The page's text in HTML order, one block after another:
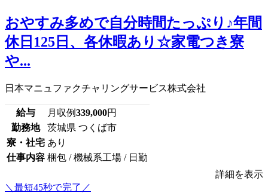
おやすみ多めで自分時間たっぷり♪年間
休日125日、各休暇あり☆家電つき寮
や...
日本マニュファクチャリングサービス株式会社
給与 月収例339,000円
勤務地
茨城県 つくば市
寮・社宅 あり
仕事内容 梱包 / 機械系工場 / 日勤
詳細を表示
＼最短45秒で完了／